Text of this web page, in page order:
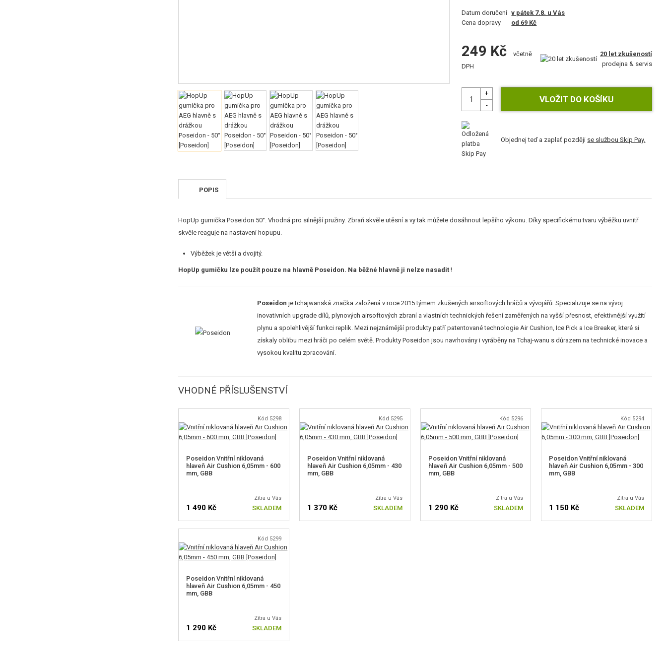
Datum doručení v pátek 7.8. u Vás
Cena dopravy
od 69 Kč
249 Kč
včetně
DPH
20 let zkušeností
prodejna & servis
Objednej teď a zaplať později se službou Skip Pay.
POPIS
HopUp gumička Poseidon 50°. Vhodná pro silnější pružiny. Zbraň skvěle utěsní a vy tak můžete dosáhnout lepšího výkonu. Díky specifickému tvaru výběžku uvnitř
skvěle reaguje na nastavení hopupu.
Výběžek je větší a dvojitý.
HopUp gumičku lze použít pouze na hlavně Poseidon. Na běžné hlavně ji nelze nasadit !
Poseidon je tchajwanská značka založená v roce 2015 týmem zkušených airsoftových hráčů a vývojářů. Specializuje se na vývoj
inovativních upgrade dílů, plynových airsoftových zbraní a vlastních technických řešení zaměřených na vyšší přesnost, efektivnější využití
plynu a spolehlivější funkci replik. Mezi nejznámější produkty patří patentované technologie Air Cushion, Ice Pick a Ice Breaker, které si
získaly oblibu mezi hráči po celém světě. Produkty Poseidon jsou navrhovány i vyráběny na Tchaj-wanu s důrazem na technické inovace a
vysokou kvalitu zpracování.
VHODNÉ PŘÍSLUŠENSTVÍ
Kód 5298
Poseidon Vnitřní niklovaná
hlaveň Air Cushion 6,05mm - 600
mm, GBB
Zítra u Vás
1 490 Kč SKLADEM
Kód 5295
Poseidon Vnitřní niklovaná
hlaveň Air Cushion 6,05mm - 430
mm, GBB
Zítra u Vás
1 370 Kč SKLADEM
Kód 5296
Poseidon Vnitřní niklovaná
hlaveň Air Cushion 6,05mm - 500
mm, GBB
Zítra u Vás
1 290 Kč SKLADEM
Kód 5294
Poseidon Vnitřní niklovaná
hlaveň Air Cushion 6,05mm - 300
mm, GBB
Zítra u Vás
1 150 Kč SKLADEM
Kód 5299
Poseidon Vnitřní niklovaná
hlaveň Air Cushion 6,05mm - 450
mm, GBB
Zítra u Vás
1 290 Kč SKLADEM